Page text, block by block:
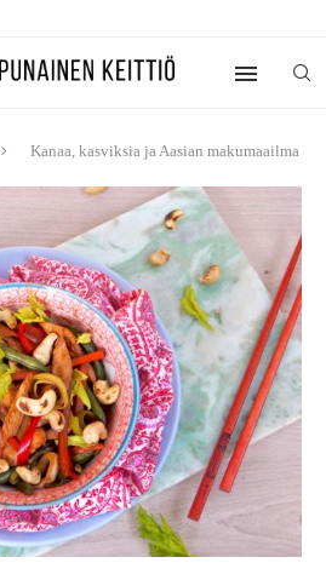
Kanaa, kasviksia ja Aasian makumaailma